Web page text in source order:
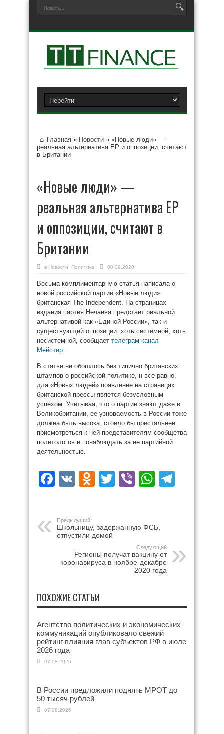
Главная » Новости » «Новые люди» —
реальная альтернатива ЕР и оппозиции, считают
в Британии
«Новые люди» —
реальная альтернатива ЕР
и оппозиции, считают в
Британии
в Новости Политика 08.09.2020
Весьма комплиментарную статья написала о
новой российской партии «Новые люди»
британская The Independent. На страницах
издания партия Нечаева предстает реальной
альтернативой как «Единой России», так и
существующей оппозиции: хоть системной, хоть
несистемной, сообщает телеграм-канал
Мейстер.
В статье не обошлось без типично британских
штампов о российской политике, н все равно,
для «Новых людей» появление на страницах
британской прессы явяется безусловным
успехом. Учитывая, что о партии знают даже в
Великобритании, ее узноваемость в России тоже
должна быть высока, стоило бы пристальнее
присмотреться к ней представителям сообщетва
политологов и понаблюдать за ее партийной
деятельностью.
Facebook
VK Odnoklassniki
Twitter
Viber
Предыдущий
Школьницу, задержанную ФСБ,
отпустили домой
Следующий
Регионы получат вакцину от
коронавируса в ноябре-декабре
2020 года
ПОХОЖИЕ СТАТЬИ
Агентство политических и экономических
коммуникаций опубликовало свежий
рейтинг влияния глав субъектов РФ в июле
2026 года
07.08.2026
В России предложили поднять МРОТ до
50 тысяч рублей
07.08.2026